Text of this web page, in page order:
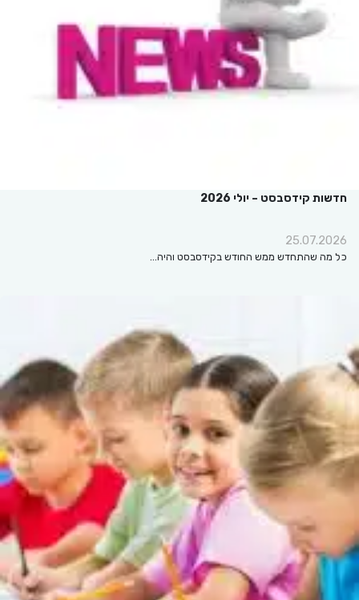
חדשות קידסבסט – יולי 2026
25.07.2026
כל מה שהתחדש ממש החודש בקידסבסט והיה…